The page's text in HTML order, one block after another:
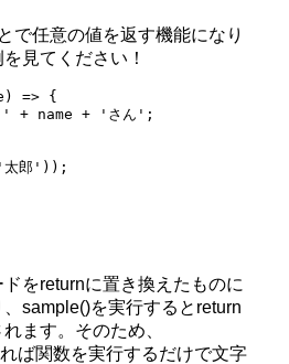
で任意の値を返す機能になり
見てください！
=> {
' + name + 'さん';
をreturnに置き換えたものに
sample()を実行するとreturn
ます。そのため、
ば関数を実行するだけで文字